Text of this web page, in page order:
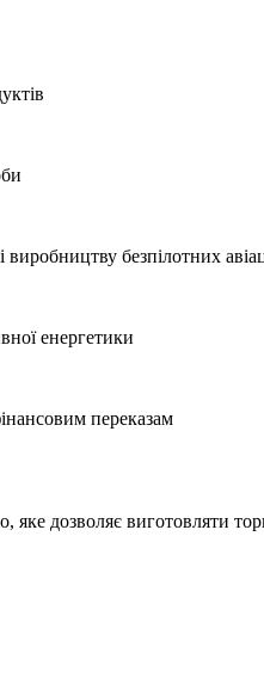
безпілотних
енергетики
переказам
дозволяє виготовляти